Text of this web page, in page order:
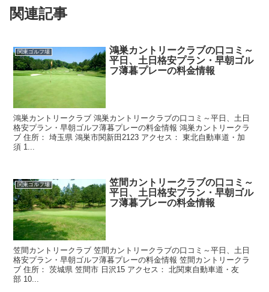
関連記事
関東ゴルフ場
鴻巣カントリークラブの口コミ～
平日、土日格安プラン・早朝ゴル
フ薄暮プレーの料金情報
鴻巣カントリークラブ 鴻巣カントリークラブの口コミ～平日、土日
格安プラン・早朝ゴルフ薄暮プレーの料金情報 鴻巣カントリークラ
ブ 住所： 埼玉県 鴻巣市関新田2123 アクセス： 東北自動車道・加
須 1...
関東ゴルフ場
笠間カントリークラブの口コミ～
平日、土日格安プラン・早朝ゴル
フ薄暮プレーの料金情報
笠間カントリークラブ 笠間カントリークラブの口コミ～平日、土日
格安プラン・早朝ゴルフ薄暮プレーの料金情報 笠間カントリークラ
ブ 住所： 茨城県 笠間市 日沢15 アクセス： 北関東自動車道・友
部 10...